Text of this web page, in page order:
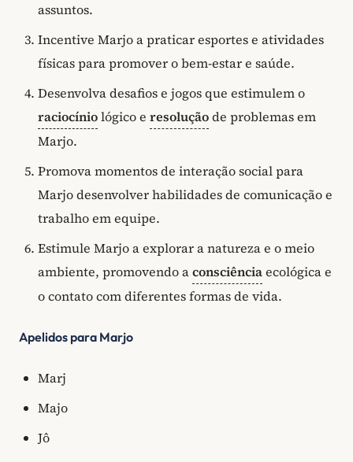
assuntos.
Incentive Marjo a praticar esportes e atividades
físicas para promover o bem-estar e saúde.
Desenvolva desafios e jogos que estimulem o
raciocíniológico e resoluçãode problemas em
Marjo.
Promova momentos de interação social para
Marjo desenvolver habilidades de comunicação e
trabalho em equipe.
Estimule Marjo a explorar a natureza e o meio
ambiente, promovendo aconsciênciaecológica e
o contato com diferentes formas de vida.
Apelidos para Marjo
Marj
Majo
Jô